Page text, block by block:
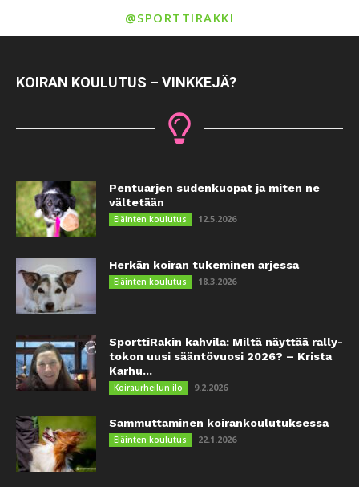
@SPORTTIRAKKI
KOIRAN KOULUTUS – VINKKEJÄ?
Pentuarjen sudenkuopat ja miten ne
vältetään
Eläinten koulutus 12.5.2026
Herkän koiran tukeminen arjessa
Eläinten koulutus 18.3.2026
SporttiRakin kahvila: Miltä näyttää rally-
tokon uusi sääntövuosi 2026? – Krista
Karhu...
Koiraurheilun ilo 9.2.2026
Sammuttaminen koirankoulutuksessa
Eläinten koulutus 22.1.2026